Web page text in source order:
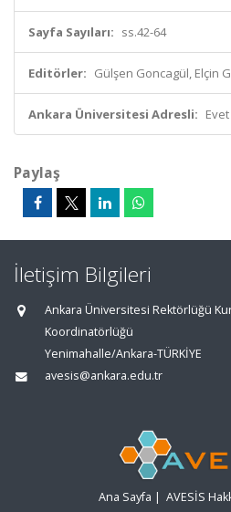
Sayfa Sayıları: ss.42-64
Editörler: Gülşen Goncagül, Elçin
Ankara Üniversitesi Adresli: Evet
Paylaş
İletişim Bilgileri
Ankara Üniversitesi Rektörlüğü
Koordinatörlüğü
Yenimahalle/Ankara-TÜRKİYE
avesis@ankara.edu.tr
Ana Sayfa | AVESİS